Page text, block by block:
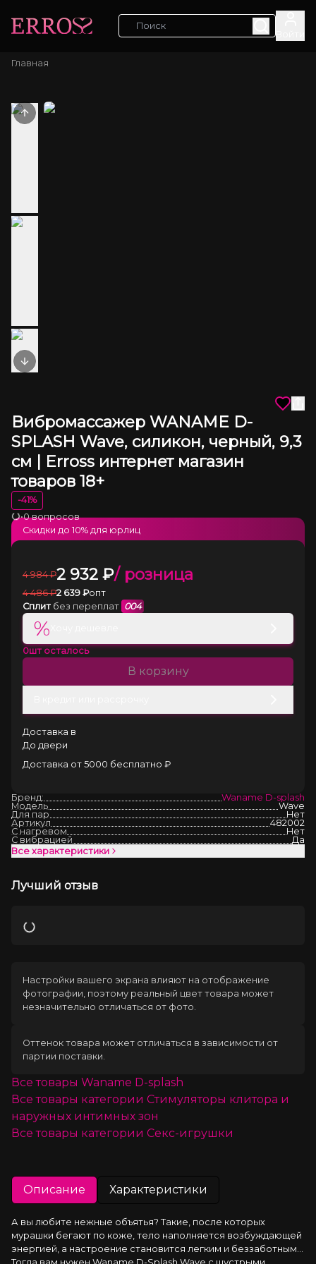
Главная
Previous slide
Next slide
Вибромассажер WANAME D-
SPLASH Wave, силикон, черный, 9,3
см | Erross интернет магазин
товаров 18+
-41%
Загрузка
•0 вопросов
4 984 ₽2 932 ₽/ розница
4 486 ₽2 639 ₽опт
Сплит без переплат 004
%
0шт осталось
В корзину
Доставка в
До двери
Доставка от 5000 бесплатно ₽
Скидки до 10% для юрлиц
Бренд:
Waname D-splash
Модель
Wave
Для пар
Нет
Артикул
482002
С нагревом
Нет
С вибрацией
Да
Все характеристики
Лучший отзыв
Загрузка
Настройки вашего экрана влияют на отображение
фотографии, поэтому реальный цвет товара может
незначительно отличаться от фото.
Оттенок товара может отличаться в зависимости от
партии поставки.
Все товары Waname D-splash
Все товары категории Стимуляторы клитора и
наружных интимных зон
Все товары категории Секс-игрушки
Описание Характеристики
А вы любите нежные объятья? Такие, после которых
мурашки бегают по коже, тело наполняется возбуждающей
энергией, а настроение становится легким и беззаботным…